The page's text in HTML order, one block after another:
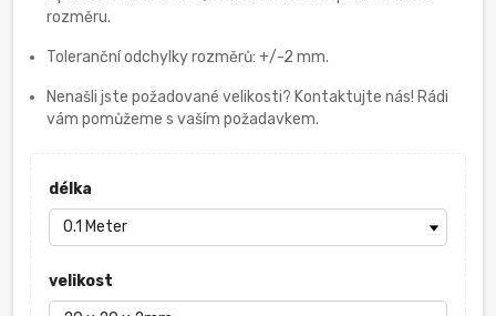
rozměru.
Toleranční odchylky rozměrů: +/-2 mm.
Nenašli jste požadované velikosti? Kontaktujte nás! Rádi
vám pomůžeme s vaším požadavkem.
délka
velikost